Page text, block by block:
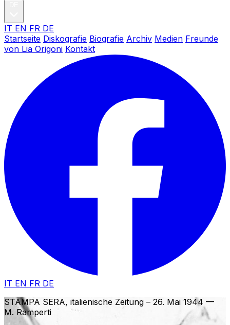
IT EN FR DE
Startseite Diskografie Biografie Archiv Medien Freunde
von Lia Origoni Kontakt
IT EN FR DE
STAMPA SERA, italienische Zeitung – 26. Mai 1944 —
M. Ramperti